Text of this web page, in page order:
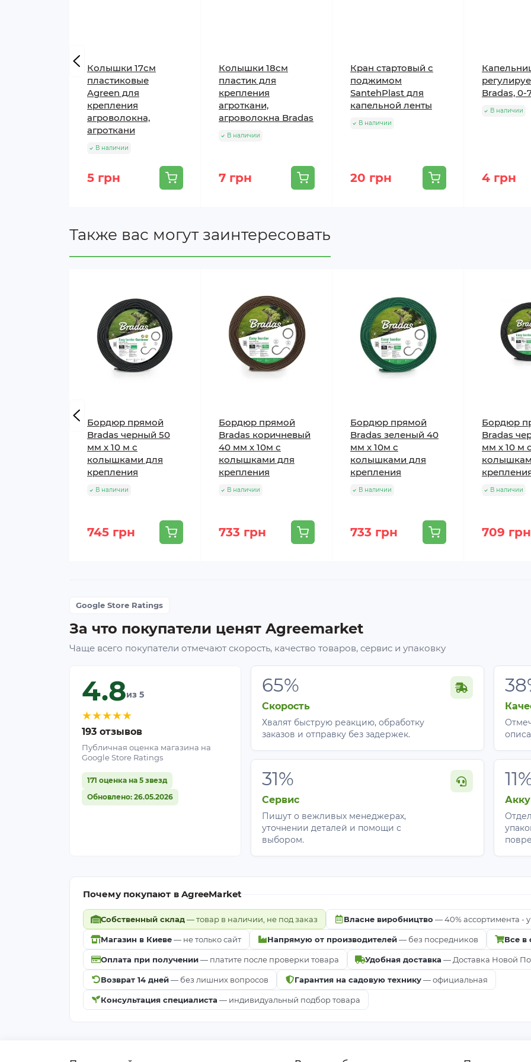
Колышки 17см
пластиковые
Agreen для
крепления
агроволокна,
агроткани
В наличии
5 грн
Колышки 18cм
пластик для
крепления
агроткани,
агроволокна Bradas
В наличии
7 грн
Кран стартовый с
поджимом
SantehPlast для
капельной ленты
В наличии
20 грн
Bradas, 0-
В наличии
4 грн
Также вас могут заинтересовать
Бордюр прямой
Bradas черный 50
мм х 10 м с
колышками для
крепления
В наличии
745 грн
Бордюр прямой
Bradas коричневый
40 мм х 10м с
колышками для
крепления
В наличии
733 грн
Бордюр прямой
Bradas зеленый 40
мм х 10м с
колышками для
крепления
В наличии
733 грн
Бордюр
Bradas
мм х 10 м с
В наличии
709 грн
Google Store Ratings
За что покупатели ценят Agreemarket
Чаще всего покупатели отмечают скорость, качество товаров, сервис и упаковку
4.8из 5
★★★★★
193 отзывов
Публичная оценка магазина на
Google Store Ratings
171 оценка на 5 звезд
Обновлено: 26.05.2026
65%
Скорость
Хвалят быструю реакцию, обработку
заказов и отправку без задержек.
31%
Сервис
Пишут о вежливых менеджерах,
уточнении деталей и помощи с
выбором.
Почему покупают в AgreeMarket
Собственный склад— товар в наличии, не под заказ Власне виробництво — 40% ассортимента -
Магазин в Киеве— не только сайт Напрямую от производителей— без посредников Все в
Оплата при получении— платите после проверки товара Удобная доставка — Доставка Новой
Возврат 14 дней— без лишних вопросов Гарантия на садовую технику— официальная
Консультация специалиста — индивидуальный подбор товара